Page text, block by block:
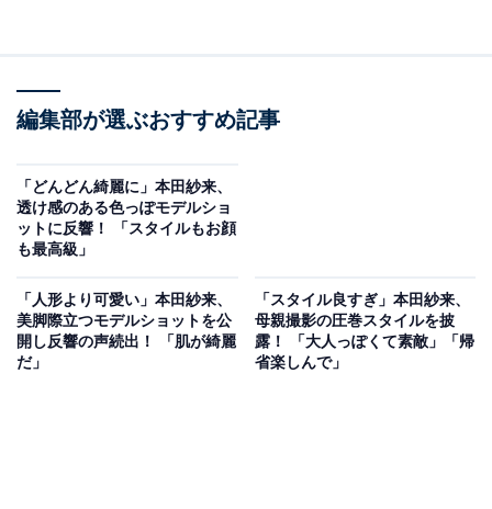
編集部が選ぶおすすめ記事
「どんどん綺麗に」本田紗来、
透け感のある色っぽモデルショ
ットに反響！ 「スタイルもお顔
も最高級」
「人形より可愛い」本田紗来、
美脚際立つモデルショットを公
開し反響の声続出！ 「肌が綺麗
だ」
「スタイル良すぎ」本田紗来、
母親撮影の圧巻スタイルを披
露！ 「大人っぽくて素敵」「帰
省楽しんで」